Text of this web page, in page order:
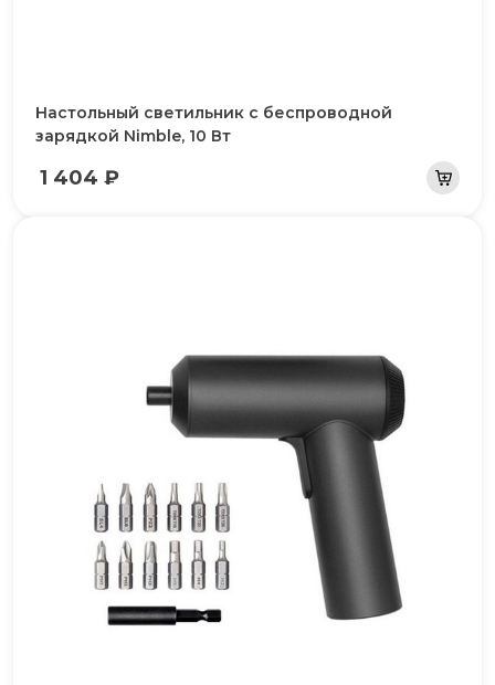
Настольный светильник с беспроводной
зарядкой Nimble, 10 Вт
1 404 ₽